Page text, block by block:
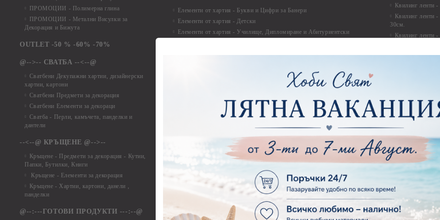
ПРОМОЦИИ - Полимерна глина
ПРОМОЦИИ - Метални Висулки за
Декорация и Бижута
OUTLET -50 % -60% -70%
@-->-- СВАТБА --<--@
Сватбени Декупажни хартии, дизайнерски
хартии, картони
Сватбени Предмети за декорация
Сватбени Елементи за декораци
Сватба - Перли, камъчета, панделки и
дантели
--<--@ КРЪЩЕНЕ @-->--
Кръщене - Предмети за декорация - Кутии,
Папки, Бутилки, Книги
Кръщене - Елементи за декорация
Кръщене - Хартии, картони, данели ,
панделки
@--:---ГОТОВИ ПРОДУКТИ ---:--@
Елементи от хартия - Букви и Цифри за Банери
Елементи от хартия - Детски
Елементи от хартия - Училище, Дипломиране и Абитуриентски
Елементи от хартия - Любов, Сватба, Свети Валентин
Елементи от хартия - Цветя, листа и клони
Елементи от хартия - За Мъже
Елементи от хартия - Морски
Елементи от хартия - Къщи, Врати, Прозорци, Огради, Фенери
Елементи от хартия - Пътешествия и Фото моменти
Елементи то хартия - Такове, табелки, етикети
Елементи от хартия - Многопластови елементи
Елементи от хартия - Готови композиции
Елементи от хартия - Микс елементи
Елементи от хартия - Коледа и Зима
Квилинг ленти
Квилинг ленти
30см.
Квилинг ленти
квилинг
Лепила
Лепящи ленти
Велкро
Силикон
Макраме
Макраме
Макраме